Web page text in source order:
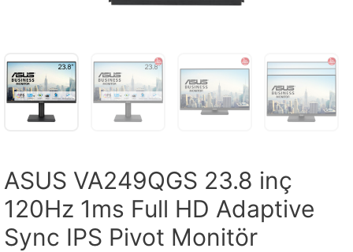
ASUS VA249QGS 23.8 inç
120Hz 1ms Full HD Adaptive
Sync IPS Pivot Monitör